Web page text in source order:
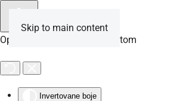
Opcije za osobe sa invaliditetom
Invertovane boje
Skip to main content